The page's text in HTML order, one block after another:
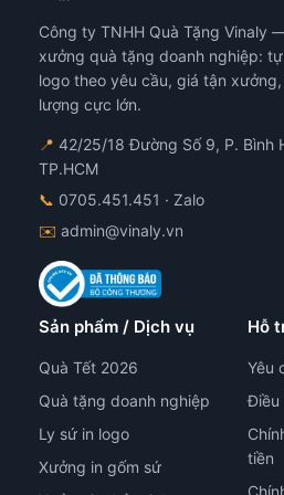
Công ty TNHH Quà Tặng Vinaly
xưởng quà tặng doanh nghiệp:
logo theo yêu cầu, giá tận
lượng cực lớn.
📍 42/25/18 Đường Số 9, P. Bình
TP.HCM
📞 0705.451.451 · Zalo
✉️ admin@vinaly.vn
Sản phẩm / Dịch vụ
Quà Tết 2026
Quà tặng doanh nghiệp
Ly sứ in logo
Xưởng in gốm sứ
Hỗ
Yêu
Điều
tiền